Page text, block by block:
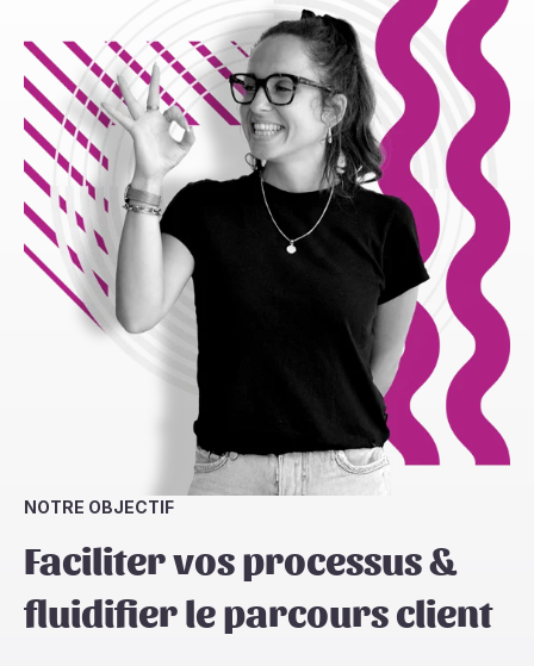
NOTRE OBJECTIF
Faciliter vos processus &
fluidifier le parcours client